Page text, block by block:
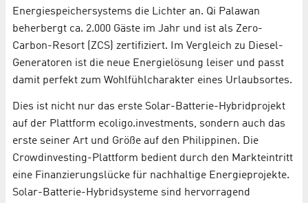
Energiespeichersystems die Lichter an. Qi Palawan
beherbergt ca. 2.000 Gäste im Jahr und ist als Zero-
Carbon-Resort (ZCS) zertifiziert. Im Vergleich zu Diesel-
Generatoren ist die neue Energielösung leiser und passt
damit perfekt zum Wohlfühlcharakter eines Urlaubsortes.
Dies ist nicht nur das erste Solar-Batterie-Hybridprojekt
auf der Plattform ecoligo.investments, sondern auch das
erste seiner Art und Größe auf den Philippinen. Die
Crowdinvesting-Plattform bedient durch den Markteintritt
eine Finanzierungslücke für nachhaltige Energieprojekte.
Solar-Batterie-Hybridsysteme sind hervorragend